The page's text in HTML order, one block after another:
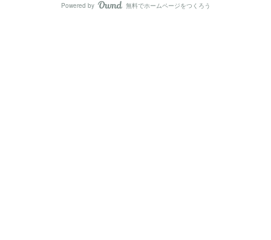
Powered by AmebaOwnd
無料でホームページをつくろう